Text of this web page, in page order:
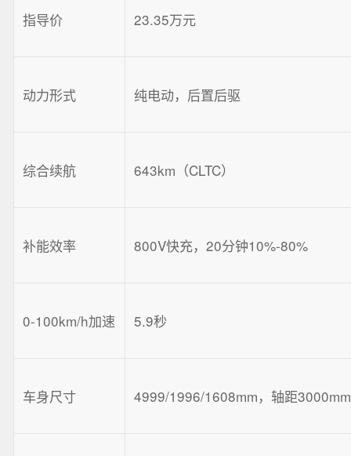
指导价 23.35万元
动力形式 纯电动，后置后驱
综合续航 643km（CLTC）
补能效率 800V快充，20分钟10%-80%
0-100km/h加速 5.9秒
车身尺寸 4999/1996/1608mm，轴距3000mm